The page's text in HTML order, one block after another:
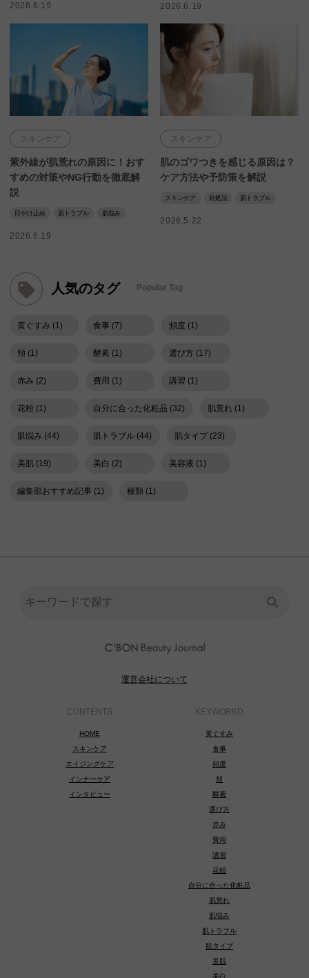
2026.6.19 2026.6.19
スキンケア
紫外線が肌荒れの原因に！おす
すめの対策やNG行動を徹底解
説
日やけ止め 肌トラブル 肌悩み
2026.6.19
スキンケア
肌のゴワつきを感じる原因は？
ケア方法や予防策を解説
スキンケア 対処法 肌トラブル
2026.5.22
人気のタグ Popular Tag
黄ぐすみ (1) 食事 (7) 頻度 (1)
頬 (1) 酵素 (1) 選び方 (17)
赤み (2) 費用 (1) 講習 (1)
花粉 (1) 自分に合った化粧品 (32) 肌荒れ (1)
肌悩み (44) 肌トラブル (44) 肌タイプ (23)
美肌 (19) 美白 (2) 美容液 (1)
編集部おすすめ記事 (1) 種類 (1)
運営会社について
CONTENTS
HOME
スキンケア
エイジングケア
インナーケア
インタビュー
KEYWORKD
黄ぐすみ
食事
頻度
頬
酵素
選び方
赤み
費用
講習
花粉
自分に合った化粧品
肌荒れ
肌悩み
肌トラブル
肌タイプ
美肌
美白